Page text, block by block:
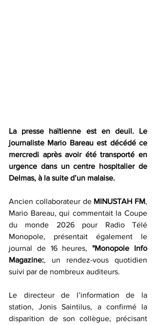
La presse haïtienne est en deuil. Le
journaliste Mario Bareau est décédé ce
mercredi après avoir été transporté en
urgence dans un centre hospitalier de
Delmas, à la suite d’un malaise.
Ancien collaborateur de MINUSTAH FM,
Mario Bareau, qui commentait la Coupe
du monde 2026 pour Radio Télé
Monopole, présentait également le
journal de 16 heures, "Monopole
Info
Magazine:, un rendez-vous quotidien
suivi par de nombreux auditeurs.
Le directeur de l’information de la
station, Jonis Saintilus, a confirmé la
disparition de son collègue, précisant